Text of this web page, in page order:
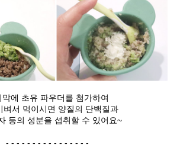
막에 초유 파우더를 첨가하여
벼서 먹이시면 양질의 단백질과
등의 성분을 섭취할 수 있어요~
- - - - - - - - - - - - - - - -